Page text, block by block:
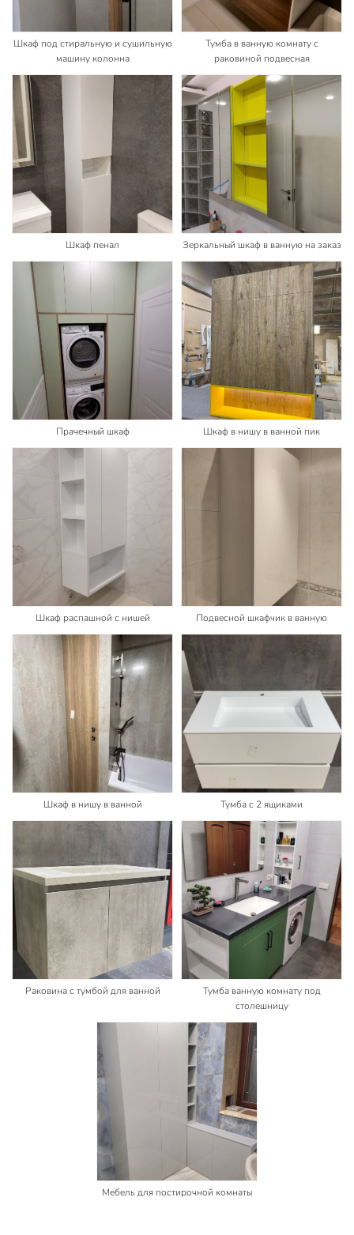
Шкаф под стиральную и сушильную
машину колонна
Тумба в ванную комнату с
раковиной подвесная
Шкаф пенал Зеркальный шкаф в ванную на заказ
Прачечный шкаф Шкаф в нишу в ванной пик
Шкаф распашной с нишей Подвесной шкафчик в ванную
Шкаф в нишу в ванной Тумба с 2 ящиками
Раковина с тумбой для ванной
Тумба ванную комнату под
столешницу
Мебель для постирочной комнаты